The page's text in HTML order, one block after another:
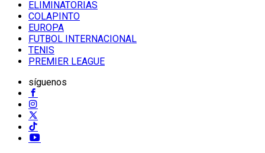
ELIMINATORIAS
COLAPINTO
EUROPA
FUTBOL INTERNACIONAL
TENIS
PREMIER LEAGUE
síguenos